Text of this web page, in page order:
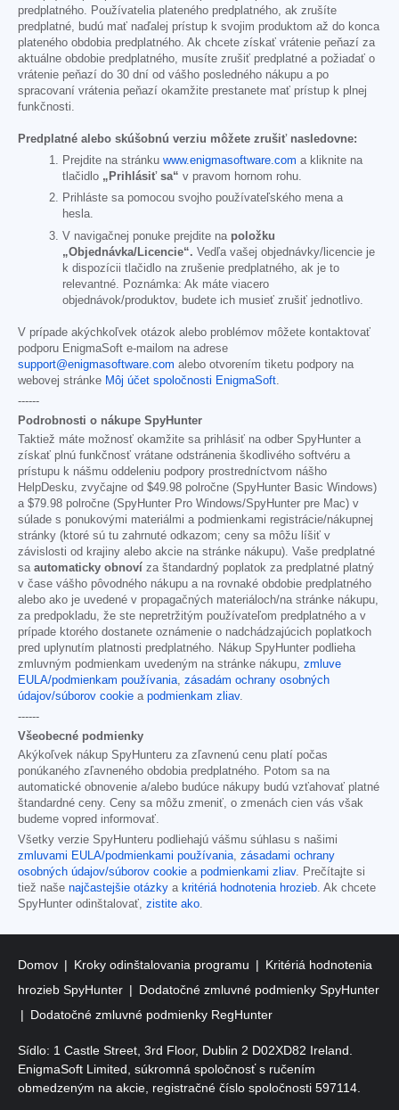
predplatného. Používatelia plateného predplatného, ak zrušíte
predplatné, budú mať naďalej prístup k svojim produktom až do konca
plateného obdobia predplatného. Ak chcete získať vrátenie peňazí za
aktuálne obdobie predplatného, musíte zrušiť predplatné a požiadať o
vrátenie peňazí do 30 dní od vášho posledného nákupu a po
spracovaní vrátenia peňazí okamžite prestanete mať prístup k plnej
funkčnosti.
Predplatné alebo skúšobnú verziu môžete zrušiť nasledovne:
Prejdite na stránku www.enigmasoftware.com a kliknite na
tlačidlo „Prihlásiť sa“ v pravom hornom rohu.
Prihláste sa pomocou svojho používateľského mena a
hesla.
V navigačnej ponuke prejdite na položku
„Objednávka/Licencie“. Vedľa vašej objednávky/licencie je
k dispozícii tlačidlo na zrušenie predplatného, ak je to
relevantné. Poznámka: Ak máte viacero
objednávok/produktov, budete ich musieť zrušiť jednotlivo.
V prípade akýchkoľvek otázok alebo problémov môžete kontaktovať
podporu EnigmaSoft e-mailom na adrese
support@enigmasoftware.com alebo otvorením tiketu podpory na
webovej stránke Môj účet spoločnosti EnigmaSoft
------
Podrobnosti o nákupe SpyHunter
Taktiež máte možnosť okamžite sa prihlásiť na odber SpyHunter a
získať plnú funkčnosť vrátane odstránenia škodlivého softvéru a
prístupu k nášmu oddeleniu podpory prostredníctvom nášho
HelpDesku, zvyčajne od $49.98 polročne (SpyHunter Basic Windows)
a $79.98 polročne (SpyHunter Pro Windows/SpyHunter pre Mac) v
súlade s ponukovými materiálmi a podmienkami registrácie/nákupnej
stránky (ktoré sú tu zahrnuté odkazom; ceny sa môžu líšiť v
závislosti od krajiny alebo akcie na stránke nákupu). Vaše predplatné
sa automaticky obnoví za štandardný poplatok za predplatné platný
v čase vášho pôvodného nákupu a na rovnaké obdobie predplatného
alebo ako je uvedené v propagačných materiáloch/na stránke nákupu,
za predpokladu, že ste nepretržitým používateľom predplatného a v
prípade ktorého dostanete oznámenie o nadchádzajúcich poplatkoch
pred uplynutím platnosti predplatného. Nákup SpyHunter podlieha
zmluvným podmienkam uvedeným na stránke nákupu, zmluve
EULA/podmienkam používania zásadám ochrany osobných
údajov/súborov cookie a podmienkam zliav.
------
Všeobecné podmienky
Akýkoľvek nákup SpyHunteru za zľavnenú cenu platí počas
ponúkaného zľavneného obdobia predplatného. Potom sa na
automatické obnovenie a/alebo budúce nákupy budú vzťahovať platné
štandardné ceny. Ceny sa môžu zmeniť, o zmenách cien vás však
budeme vopred informovať.
Všetky verzie SpyHunteru podliehajú vášmu súhlasu s našimi
zmluvami EULA/podmienkami používania zásadami ochrany
osobných údajov/súborov cookie a podmienkami zliav. Prečítajte si
tiež naše najčastejšie otázky a kritériá hodnotenia hrozieb . Ak chcete
SpyHunter odinštalovať, zistite ako
Domov Kroky odinštalovania programu
Kritériá hodnotenia
hrozieb SpyHunter
Dodatočné zmluvné podmienky SpyHunter
Dodatočné zmluvné podmienky RegHunter
Sídlo: 1 Castle Street, 3rd Floor, Dublin 2 D02XD82 Ireland.
EnigmaSoft Limited, súkromná spoločnosť s ručením
obmedzeným na akcie, registračné číslo spoločnosti 597114.